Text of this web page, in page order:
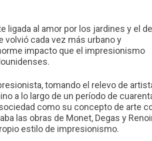
ligada al amor por los jardines y el
volvió cada vez más urbano y
impacto que el impresionismo
tomando el relevo de
a lo largo de un período de
como su concepto de arte
las obras de Monet, Degas y
estilo de impresionismo.